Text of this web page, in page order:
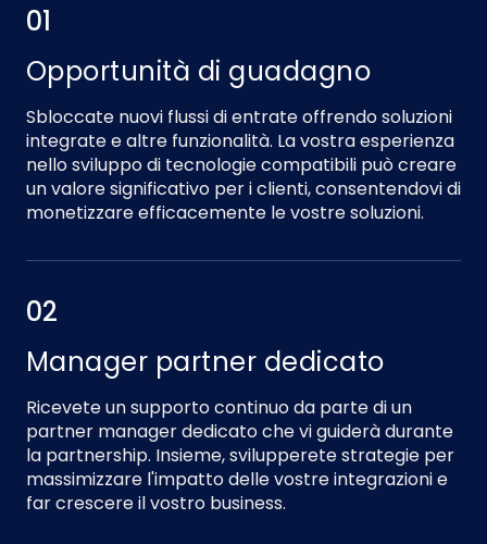
01
Opportunità di guadagno
Sbloccate nuovi flussi di entrate offrendo soluzioni
integrate e altre funzionalità. La vostra esperienza
nello sviluppo di tecnologie compatibili può creare
un valore significativo per i clienti, consentendovi di
monetizzare efficacemente le vostre soluzioni.
02
Manager partner dedicato
Ricevete un supporto continuo da parte di un
partner manager dedicato che vi guiderà durante
la partnership. Insieme, svilupperete strategie per
massimizzare l'impatto delle vostre integrazioni e
far crescere il vostro business.